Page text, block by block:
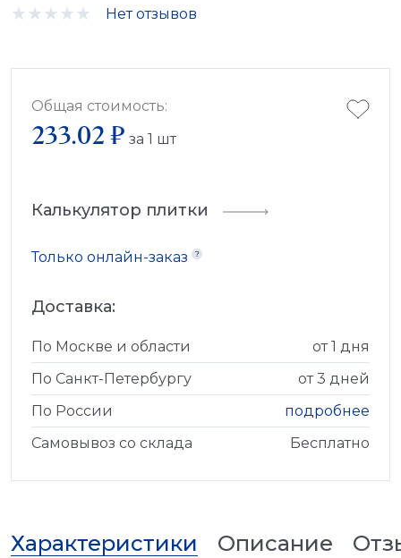
Нет отзывов
Общая стоимость:
233.02 ₽ за 1 шт
Калькулятор плитки
Только онлайн-заказ
Доставка:
По Москве и области
от 1 дня
По Санкт-Петербургу
от 3 дней
По России
подробнее
Самовывоз со склада
Бесплатно
Характеристики Описание